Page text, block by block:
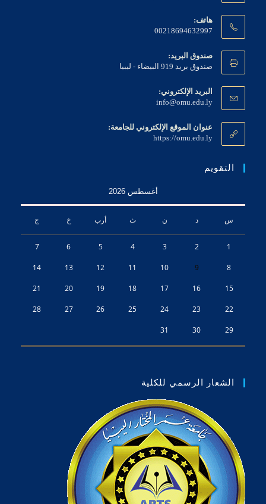
هاتف:
00218694632997
صندوق البريد:
صندوق بريد 919 البيضاء - ليبيا
البريد الإلكتروني:
info@omu.edu.ly
Opens
your
application
عنوان الموقع الإلكتروني للجامعة:
https://omu.edu.ly
التقويم
أغسطس 2026
س د ن ث أرب خ ج
1
2
3
4
5
6
7
8
9
10
11
12
13
14
15
16
17
18
19
20
21
22
23
24
25
26
27
28
29
30
31
الشعار الرسمي للكلية